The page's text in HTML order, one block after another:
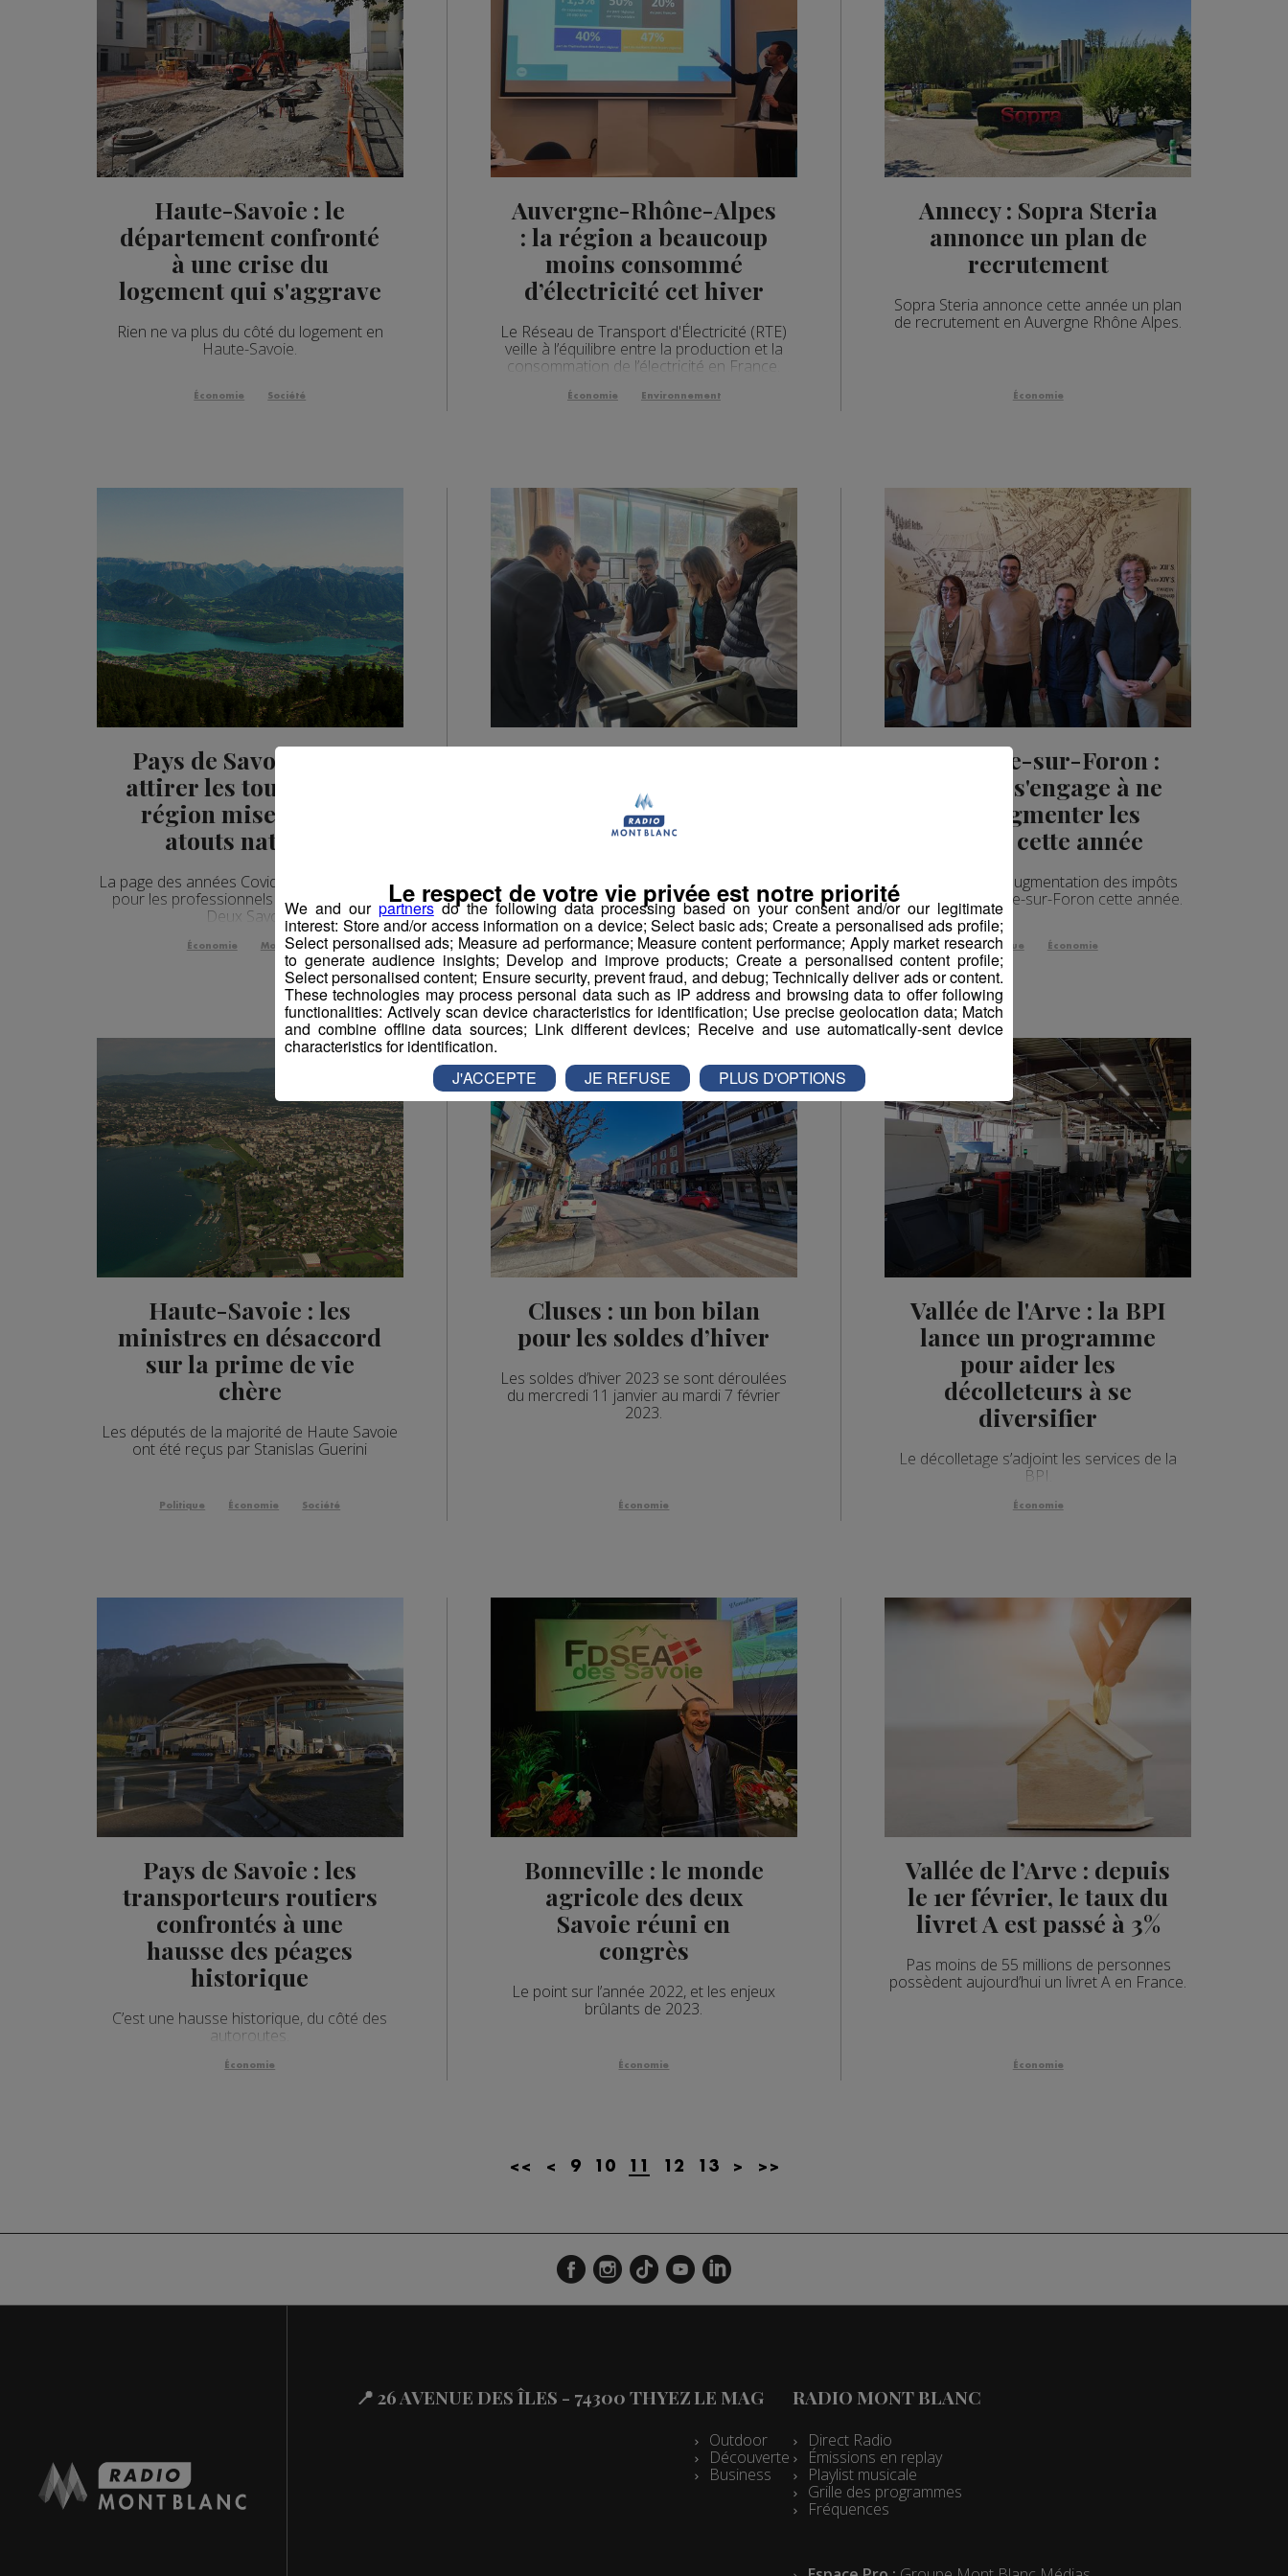
Haute-Savoie : le
département confronté
à une crise du
logement qui s'aggrave
Rien ne va plus du côté du logement en
Haute-Savoie.
Économie Société
Auvergne-Rhône-Alpes
: la région a beaucoup
moins consommé
d’électricité cet hiver
Le Réseau de Transport d'Électricité (RTE)
veille à l’équilibre entre la production et la
consommation de l’électricité en France.
Économie Environnement
Annecy : Sopra Steria
annonce un plan de
recrutement
Sopra Steria annonce cette année un plan
de recrutement en Auvergne Rhône Alpes.
Économie
Pays de Savoie : pour
attirer les touristes, la
région mise sur ses
atouts naturels
La page des années Covid est enfin tournée,
pour les professionnels du tourisme des
Deux Savoie.
Économie Montagne
poursuit son action en
faveur de l'emploi
industriel
L’Auvergne-Rhône-Alpes continue d’aider les
entreprises de la Région.
Économie
La Roche-sur-Foron :
le maire s'engage à ne
pas augmenter les
impôts cette année
Il n’y aura pas d’augmentation des impôts
locaux à La Roche-sur-Foron cette année.
Politique Économie
Haute-Savoie : les
ministres en désaccord
sur la prime de vie
chère
Les députés de la majorité de Haute Savoie
ont été reçus par Stanislas Guerini
Politique Économie Société
Cluses : un bon bilan
pour les soldes d’hiver
Les soldes d’hiver 2023 se sont déroulées
du mercredi 11 janvier au mardi 7 février
2023.
Économie
Vallée de l'Arve : la BPI
lance un programme
pour aider les
décolleteurs à se
diversifier
Le décolletage s’adjoint les services de la
BPI.
Économie
Pays de Savoie : les
transporteurs routiers
confrontés à une
hausse des péages
historique
C’est une hausse historique, du côté des
autoroutes.
Économie
Bonneville : le monde
agricole des deux
Savoie réuni en
congrès
Le point sur l’année 2022, et les enjeux
brûlants de 2023.
Économie
Vallée de l’Arve : depuis
le 1er février, le taux du
livret A est passé à 3%
Pas moins de 55 millions de personnes
possèdent aujourd’hui un livret A en France.
Économie
<< < 9 10 11 12 13 > >>
📍 26 AVENUE DES ÎLES - 74300 THYEZLE MAG
Outdoor
Découverte
Business
RADIO MONT BLANC
Direct Radio
Émissions en replay
Playlist musicale
Grille des programmes
Fréquences
We and our partnersdo the following data processing based on your consent and/or our legitimate
interest: Store and/or access information on a device; Select basic ads; Create a personalised ads profile;
Select personalised ads; Measure ad performance; Measure content performance; Apply market research
to generate audience insights; Develop and improve products; Create a personalised content profile;
Select personalised content; Ensure security, prevent fraud, and debug; Technically deliver ads or content.
These technologies may process personal data such as IP address and browsing data to offer following
functionalities: Actively scan device characteristics for identification; Use precise geolocation data; Match
and combine offline data sources; Link different devices; Receive and use automatically-sent device
characteristics for identification.
Le respect de votre vie privée est notre priorité
J'ACCEPTE JE REFUSE PLUS D'OPTIONS